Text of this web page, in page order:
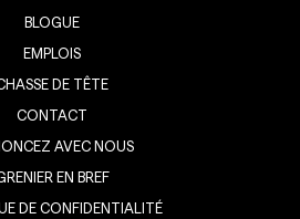
BLOGUE
EMPLOIS
DE TÊTE
CONTACT
AVEC NOUS
EN BREF
DE CONFIDENTIALITÉ